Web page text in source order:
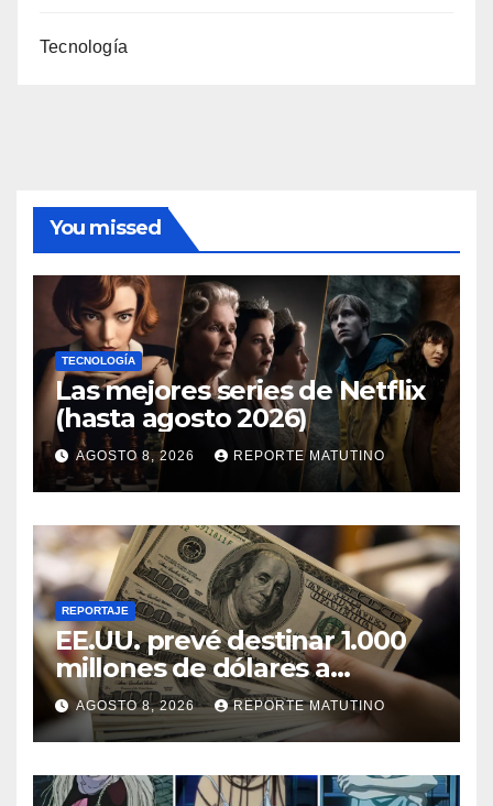
Tecnología
You missed
TECNOLOGÍA
Las mejores series de Netflix
(hasta agosto 2026)
AGOSTO 8, 2026 REPORTE MATUTINO
REPORTAJE
EE.UU. prevé destinar 1.000
millones de dólares a
Colombia para un paquete
de seguridad
AGOSTO 8, 2026 REPORTE MATUTINO